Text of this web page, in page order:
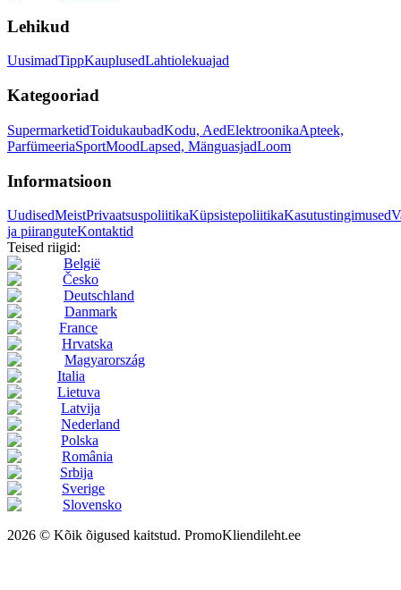
Lehikud
UusimadTippKauplusedLahtiolekuajad
Kategooriad
SupermarketidToidukaubadKodu, AedElektroonikaApteek,
ParfümeeriaSportMoodLapsed, MänguasjadLoom
Informatsioon
UudisedMeistPrivaatsuspoliitikaKüpsistepoliitikaKasutustingimused
ja piiranguteKontaktid
Teised riigid:
België
Česko
Deutschland
Danmark
France
Hrvatska
Magyarország
Italia
Lietuva
Latvija
Nederland
Polska
România
Srbija
Sverige
Slovensko
2026 © Kõik õigused kaitstud. PromoKliendileht.ee